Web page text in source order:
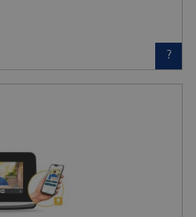
?